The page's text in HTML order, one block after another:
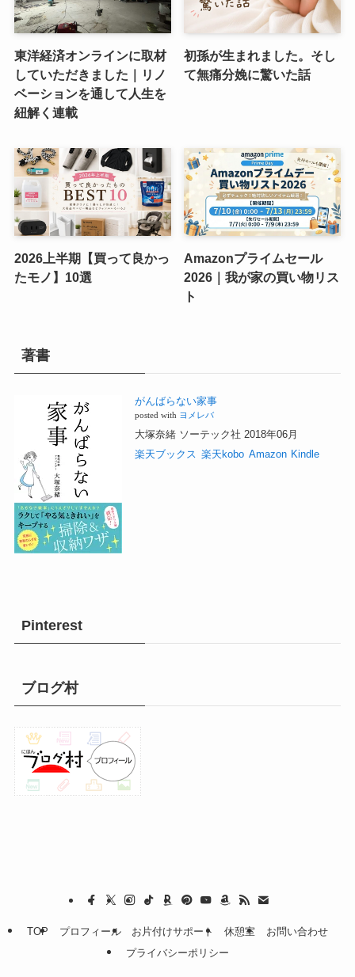
東洋経済オンラインに取材
していただきました｜リノ
ベーションを通して人生を
紐解く連載
初孫が生まれました。そし
て無痛分娩に驚いた話
2026上半期【買って良かっ
たモノ】10選
Amazonプライムセール
2026｜我が家の買い物リス
ト
著書
がんばらない家事
posted with ヨメレバ
大塚奈緒 ソーテック社 2018年06月
楽天ブックス 楽天kobo Amazon Kindle
Pinterest
ブログ村
TOP プロフィール お片付けサポート 休憩室
お問い合わせ
プライバシーポリシー